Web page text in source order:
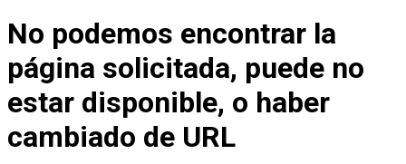
No podemos encontrar la
página solicitada, puede no
estar disponible, o haber
cambiado de URL